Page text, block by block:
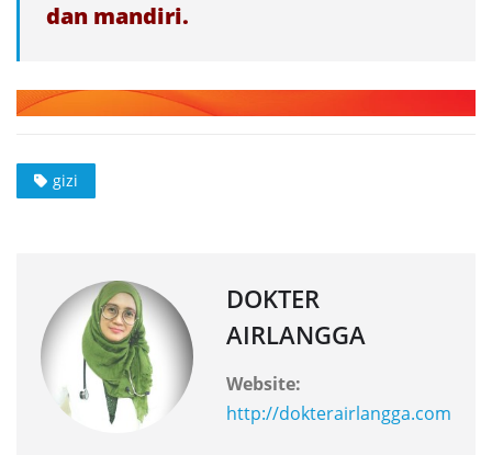
dan mandiri.
gizi
DOKTER
AIRLANGGA
Website:
http://dokterairlangga.com